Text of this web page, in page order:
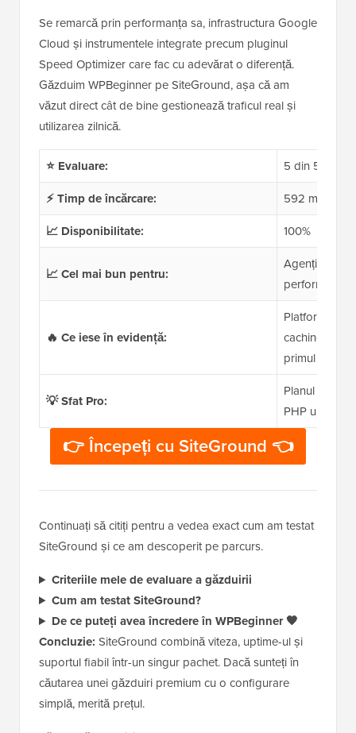
Se remarcă prin performanța sa, infrastructura Google
Cloud și instrumentele integrate precum pluginul
Speed Optimizer care fac cu adevărat o diferență.
Găzduim WPBeginner pe SiteGround, așa că am
văzut direct cât de bine gestionează traficul real și
utilizarea zilnică.
⭐ Evaluare:
5 din 5
⚡ Timp de încărcare:
592 ms
📈 Disponibilitate:
100%
📈 Cel mai bun pentru:
Agenții,
performanță
🔥 Ce iese în evidență:
Platformă
caching
primul an,
💡 Sfat Pro:
Planul
PHP ultra-
👉 Începeți cu SiteGround 👈
Continuați să citiți pentru a vedea exact cum am testat
SiteGround și ce am descoperit pe parcurs.
Criteriile mele de evaluare a găzduirii
Cum am testat SiteGround?
De ce puteți avea încredere în WPBeginner 🧡
Concluzie: SiteGround combină viteza, uptime-ul și
suportul fiabil într-un singur pachet. Dacă sunteți în
căutarea unei găzduiri premium cu o configurare
simplă, merită prețul.